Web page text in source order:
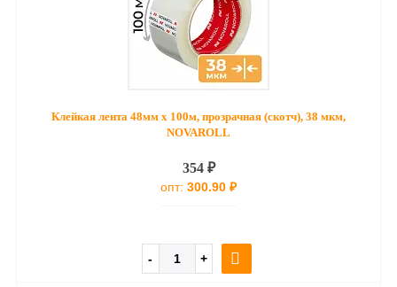
Клейкая лента 48мм х 100м, прозрачная (скотч), 38 мкм,
NOVAROLL
354 ₽
опт: 300.90 ₽